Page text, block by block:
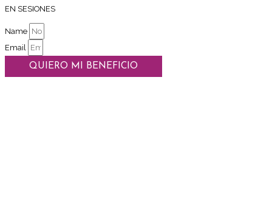
EN SESIONES
Name
Email
QUIERO MI BENEFICIO